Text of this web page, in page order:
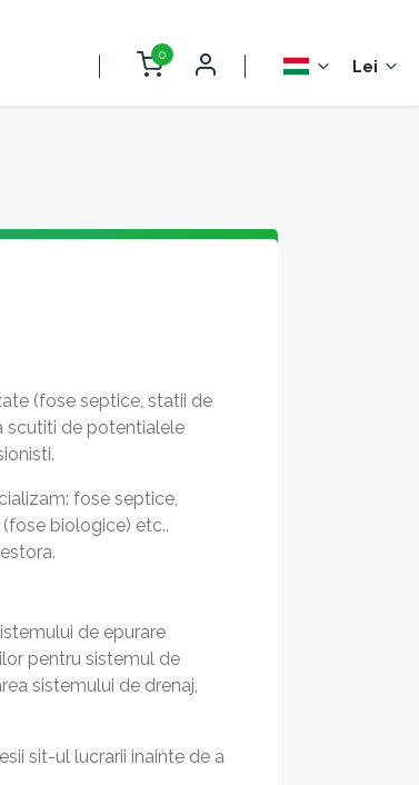
0
Lei
(fose septice, statii de
scutiti de potentialele
fose septice,
biologice) etc..
de epurare
pentru sistemul de
sistemului de drenaj,
sit-ul lucrarii inainte de a